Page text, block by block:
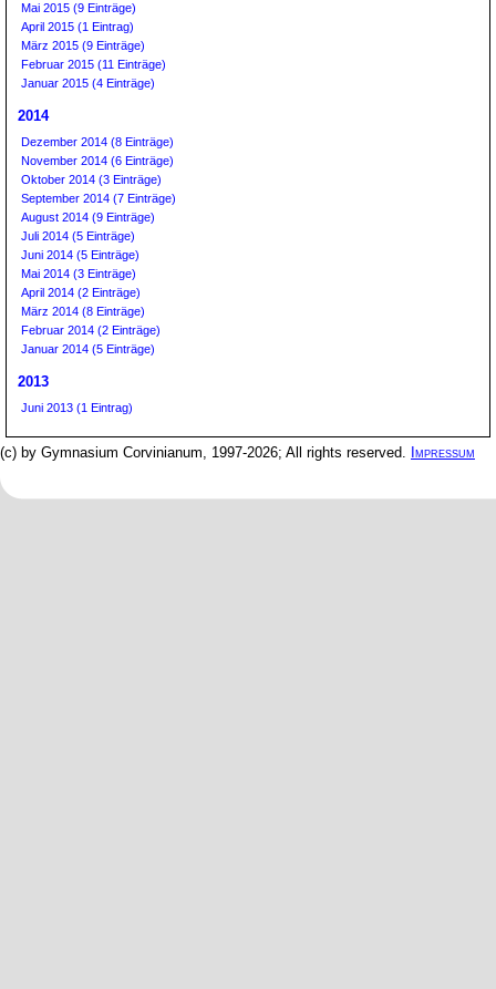
Mai 2015 (9 Einträge)
April 2015 (1 Eintrag)
März 2015 (9 Einträge)
Februar 2015 (11 Einträge)
Januar 2015 (4 Einträge)
2014
Dezember 2014 (8 Einträge)
November 2014 (6 Einträge)
Oktober 2014 (3 Einträge)
September 2014 (7 Einträge)
August 2014 (9 Einträge)
Juli 2014 (5 Einträge)
Juni 2014 (5 Einträge)
Mai 2014 (3 Einträge)
April 2014 (2 Einträge)
März 2014 (8 Einträge)
Februar 2014 (2 Einträge)
Januar 2014 (5 Einträge)
2013
Juni 2013 (1 Eintrag)
(c) by Gymnasium Corvinianum, 1997-2026; All rights reserved. Impressum